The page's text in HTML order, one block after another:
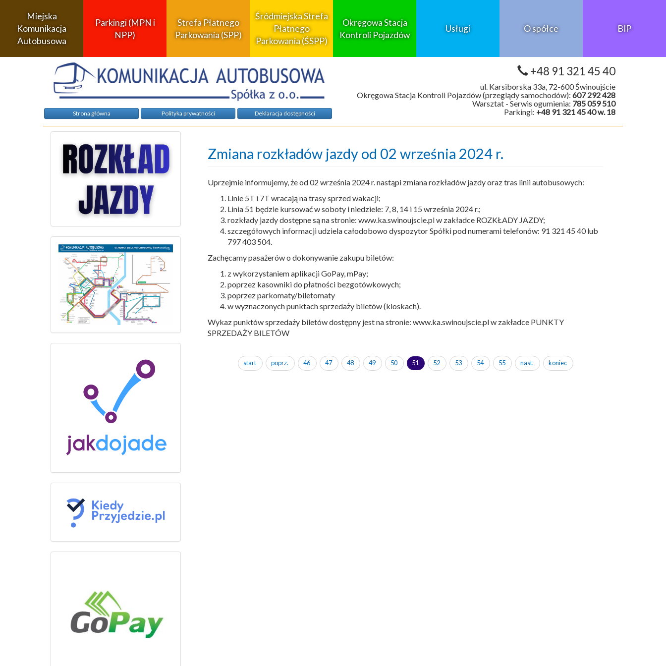
Miejska
Komunikacja
Autobusowa
Parkingi (MPN i
NPP)
Strefa Płatnego
Parkowania (SPP)
Śródmiejska Strefa
Płatnego
Parkowania (ŚSPP)
Okręgowa Stacja
Kontroli Pojazdów
Usługi O spółce BIP
Strona główna Polityka prywatności Deklaracja dostępności
+48 91 321 45 40
ul. Karsiborska 33a, 72-600 Świnoujście
Okręgowa Stacja Kontroli Pojazdów (przeglądy samochodów): 607 292 428
Warsztat - Serwis ogumienia: 785 059 510
Parkingi: +48 91 321 45 40 w. 18
Zmiana rozkładów jazdy od 02 września 2024 r.
Uprzejmie informujemy, że od 02 września 2024 r. nastąpi zmiana rozkładów jazdy oraz tras linii autobusowych:
Linie 5T i 7T wracają na trasy sprzed wakacji;
Linia 51 będzie kursować w soboty i niedziele: 7, 8, 14 i 15 września 2024 r.;
rozkłady jazdy dostępne są na stronie: www.ka.swinoujscie.pl w zakładce ROZKŁADY JAZDY;
szczegółowych informacji udziela całodobowo dyspozytor Spółki pod numerami telefonów: 91 321 45 40 lub
797 403 504.
Zachęcamy pasażerów o dokonywanie zakupu biletów:
z wykorzystaniem aplikacji GoPay, mPay;
poprzez kasowniki do płatności bezgotówkowych;
poprzez parkomaty/biletomaty
w wyznaczonych punktach sprzedaży biletów (kioskach).
Wykaz punktów sprzedaży biletów dostępny jest na stronie: www.ka.swinoujscie.pl w zakładce PUNKTY
SPRZEDAŻY BILETÓW
start poprz. 46 47 48 49 50 51 52 53 54 55 nast. koniec